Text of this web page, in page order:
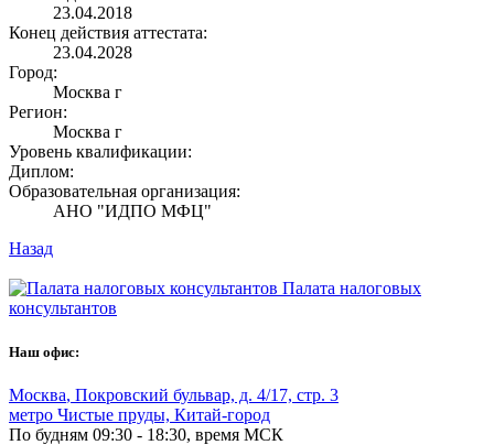
23.04.2018
Конец действия аттестата:
23.04.2028
Город:
Москва г
Регион:
Москва г
Уровень квалификации:
Диплом:
Образовательная организация:
АНО "ИДПО МФЦ"
Назад
Палата налоговых
консультантов
Наш офис:
Москва, Покровский бульвар, д. 4/17, стр. 3
метро Чистые пруды, Китай-город
По будням 09:30 - 18:30, время МСК